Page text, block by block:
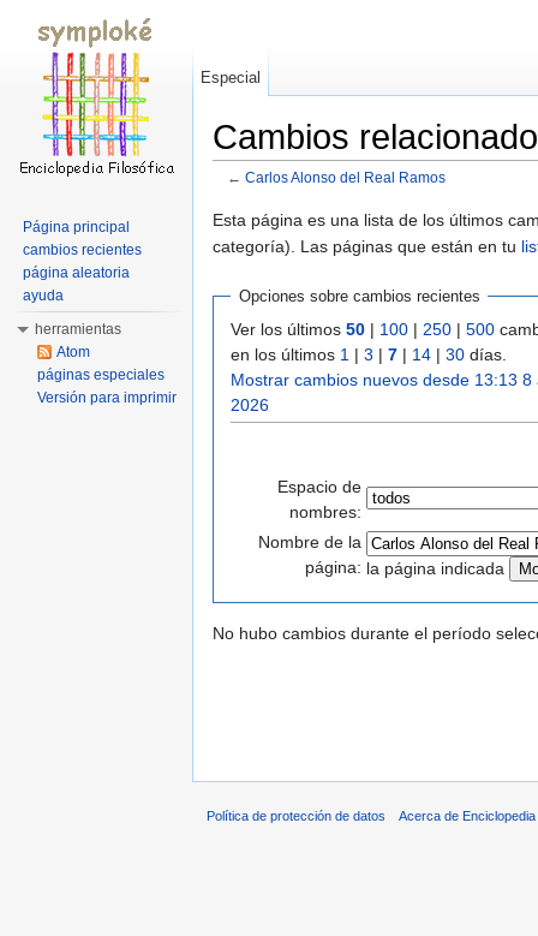
Cambios
← Carlos Alonso del Real Ramos
Esta página es una lista de los últimos
categoría). Las páginas que están en tu
Opciones sobre cambios recientes
Ver los últimos 50 | 100 | 250 | 500
en los últimos 1 | 3 | 7 | 14 | 30 días.
Mostrar cambios nuevos desde 13:13 8
2026
Espacio de
nombres:
Nombre de la
página: la página indicada
No hubo cambios durante el período
Especial
Página principal
cambios recientes
página aleatoria
ayuda
herramientas
Atom
páginas especiales
Versión para imprimir
Política de protección de datos Acerca de